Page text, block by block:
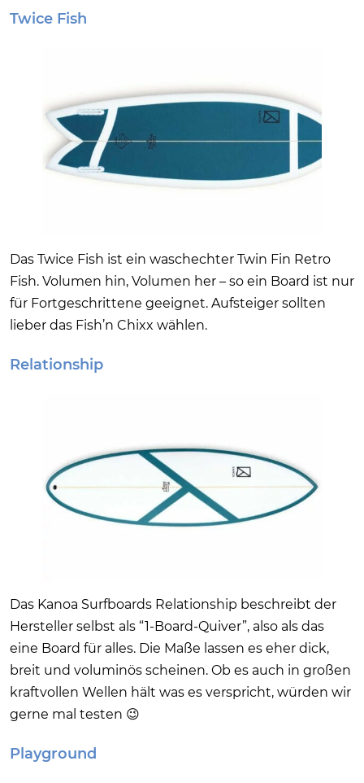
Twice Fish
Das Twice Fish ist ein waschechter Twin Fin Retro
Fish. Volumen hin, Volumen her – so ein Board ist nur
für Fortgeschrittene geeignet. Aufsteiger sollten
lieber das Fish’n Chixx wählen.
Relationship
Das Kanoa Surfboards Relationship beschreibt der
Hersteller selbst als “1-Board-Quiver”, also als das
eine Board für alles. Die Maße lassen es eher dick,
breit und voluminös scheinen. Ob es auch in großen
kraftvollen Wellen hält was es verspricht, würden wir
gerne mal testen 😉
Playground